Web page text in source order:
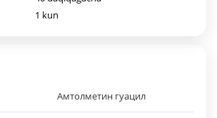
1 kun
Амтолметин гуацил